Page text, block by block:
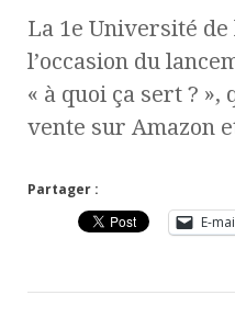
La 1e Université
l’occasion du
« à quoi ça sert ?
vente sur Amazon
Partager :
E-